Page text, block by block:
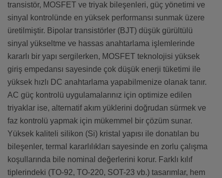
transistör, MOSFET ve triyak bileşenleri, güç yönetimi ve
sinyal kontrolünde en yüksek performansı sunmak üzere
üretilmiştir. Bipolar transistörler (BJT) düşük gürültülü
sinyal yükseltme ve hassas anahtarlama işlemlerinde
kararlı bir yapı sergilerken, MOSFET teknolojisi yüksek
giriş empedansı sayesinde çok düşük enerji tüketimi ile
yüksek hızlı DC anahtarlama yapabilmenize olanak tanır.
AC güç kontrolü uygulamalarınız için optimize edilen
triyaklar ise, alternatif akım yüklerini doğrudan sürmek ve
faz kontrolü yapmak için mükemmel bir çözüm sunar.
Yüksek kaliteli silikon (Si) kristal yapısı ile donatılan bu
bileşenler, termal kararlılıkları sayesinde en zorlu çalışma
koşullarında bile nominal değerlerini korur. Farklı kılıf
tiplerindeki (TO-92, TO-220, SOT-23 vb.) tasarımlar, hem